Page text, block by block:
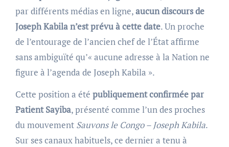
par différents médias en ligne,aucun discours de
Joseph Kabila n’est prévu à cette date. Un proche
de l’entourage de l’ancien chef de l’État affirme
sans ambiguïté qu’« aucune adresse à la Nation ne
figure à l’agenda de Joseph Kabila ».
Cette position a été publiquement confirmée par
Patient Sayiba, présenté comme l’un des proches
du mouvement Sauvons le Congo – Joseph Kabila.
Sur ses canaux habituels, ce dernier a tenu à